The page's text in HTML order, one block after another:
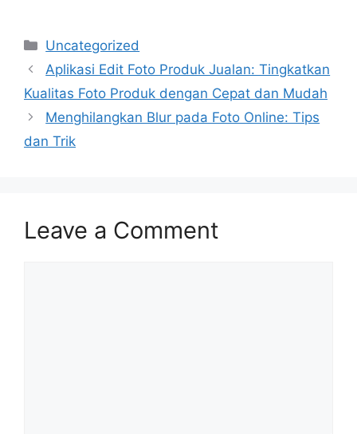
Categories
Uncategorized
Aplikasi Edit Foto Produk Jualan: Tingkatkan
Kualitas Foto Produk dengan Cepat dan Mudah
Menghilangkan Blur pada Foto Online: Tips
dan Trik
Leave a Comment